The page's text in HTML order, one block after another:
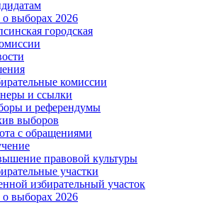
о выборах 2026
городская
комиссии
и ссылки
и референдумы
выборов
с обращениями
правовой культуры
участки
избирательный участок
о выборах 2026